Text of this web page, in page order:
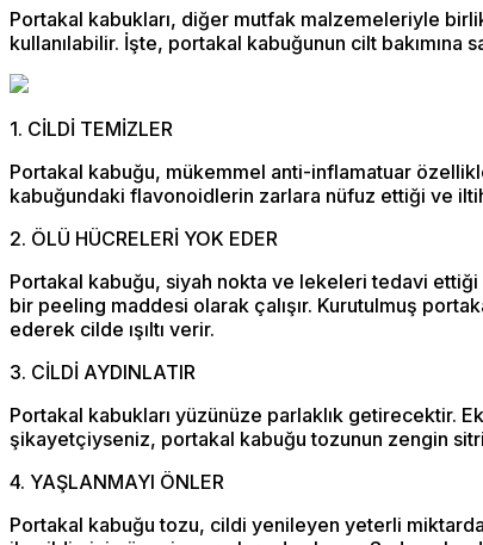
Portakal kabukları, diğer mutfak malzemeleriyle
kullanılabilir. İşte, portakal kabuğunun cilt bakımına
1. CİLDİ TEMİZLER
Portakal kabuğu, mükemmel anti-inflamatuar
kabuğundaki flavonoidlerin zarlara nüfuz ettiği ve
2. ÖLÜ HÜCRELERİ YOK EDER
Portakal kabuğu, siyah nokta ve lekeleri tedavi ettiği
bir peeling maddesi olarak çalışır. Kurutulmuş
ederek cilde ışıltı verir.
3. CİLDİ AYDINLATIR
Portakal kabukları yüzünüze parlaklık getirecektir.
şikayetçiyseniz, portakal kabuğu tozunun zengin
4. YAŞLANMAYI ÖNLER
Portakal kabuğu tozu, cildi yenileyen yeterli